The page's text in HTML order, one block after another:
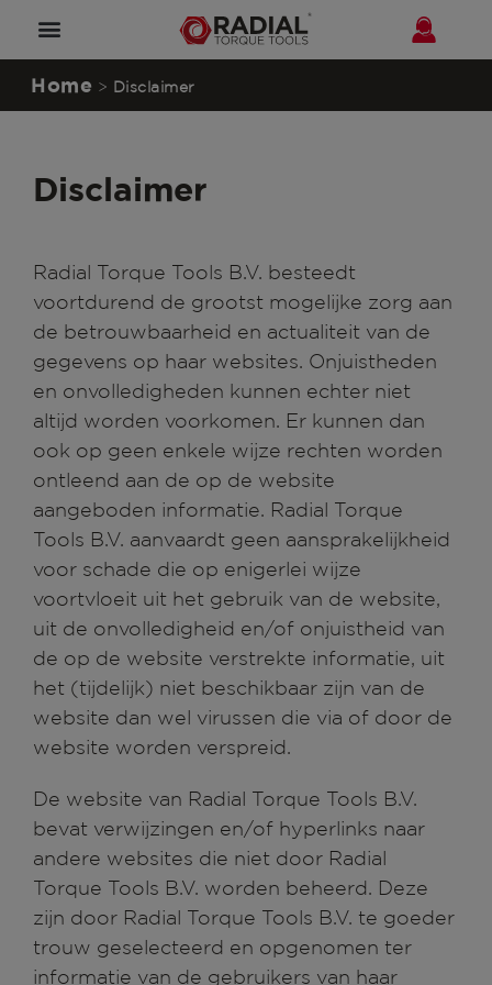
Home > Disclaimer
Disclaimer
Radial Torque Tools B.V. besteedt
voortdurend de grootst mogelijke zorg aan
de betrouwbaarheid en actualiteit van de
gegevens op haar websites. Onjuistheden
en onvolledigheden kunnen echter niet
altijd worden voorkomen. Er kunnen dan
ook op geen enkele wijze rechten worden
ontleend aan de op de website
aangeboden informatie. Radial Torque
Tools B.V. aanvaardt geen aansprakelijkheid
voor schade die op enigerlei wijze
voortvloeit uit het gebruik van de website,
uit de onvolledigheid en/of onjuistheid van
de op de website verstrekte informatie, uit
het (tijdelijk) niet beschikbaar zijn van de
website dan wel virussen die via of door de
website worden verspreid.
De website van Radial Torque Tools B.V.
bevat verwijzingen en/of hyperlinks naar
andere websites die niet door Radial
Torque Tools B.V. worden beheerd. Deze
zijn door Radial Torque Tools B.V. te goeder
trouw geselecteerd en opgenomen ter
informatie van de gebruikers van haar